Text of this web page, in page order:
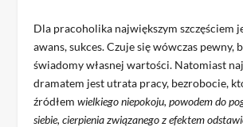
Dla pracoholika największym szczęściem
awans, sukces. Czuje się wówczas pewny,
świadomy własnej wartości. Natomiast
dramatem jest utrata pracy, bezrobocie,
źródłemwielkiego niepokoju, powodem do
siebie, cierpienia związanego z efektem